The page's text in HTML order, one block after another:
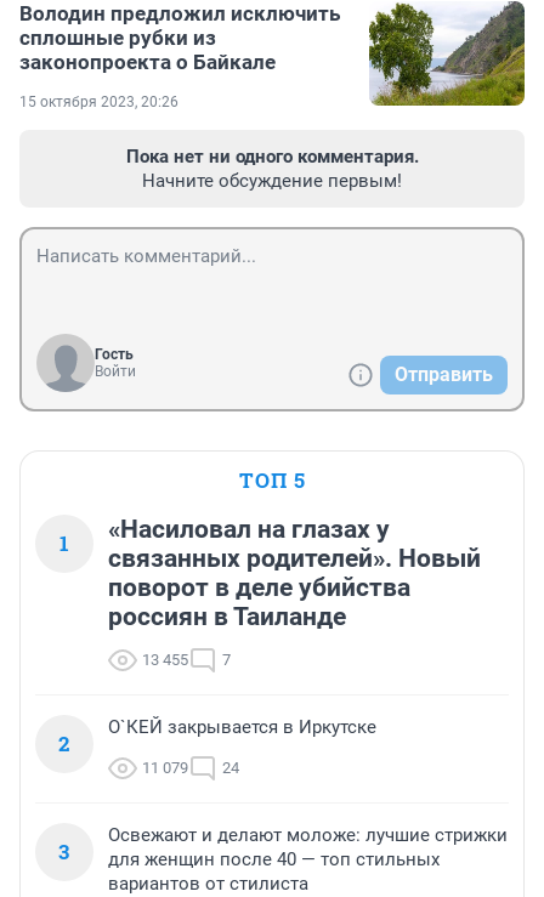
Володин предложил исключить
сплошные рубки из
законопроекта о Байкале
15 октября 2023, 20:26
Пока нет ни одного комментария.
Начните обсуждение первым!
Гость
Войти
Отправить
ТОП 5
1
«Насиловал на глазах у
связанных родителей». Новый
поворот в деле убийства
россиян в Таиланде
13 455 7
2
О`КЕЙ закрывается в Иркутске
11 079 24
3
Освежают и делают моложе: лучшие стрижки
для женщин после 40 — топ стильных
вариантов от стилиста